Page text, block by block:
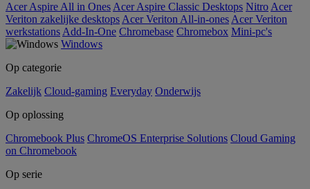
Acer Aspire All in Ones Acer Aspire Classic Desktops Nitro Acer
Veriton zakelijke desktops Acer Veriton All-in-ones Acer Veriton
werkstations Add-In-One Chromebase Chromebox Mini-pc's
Windows
Op categorie
Zakelijk Cloud-gaming Everyday Onderwijs
Op oplossing
Chromebook Plus ChromeOS Enterprise Solutions Cloud Gaming
on Chromebook
Op serie